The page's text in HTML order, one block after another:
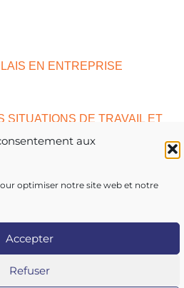
aux
optimiser notre site web et notre
Accepter
Refuser
EN ENTREPRISE
SITUATIONS DE TRAVAIL ET
ANALYSE DES RISQUES
Politique de confidentialité|
nous|